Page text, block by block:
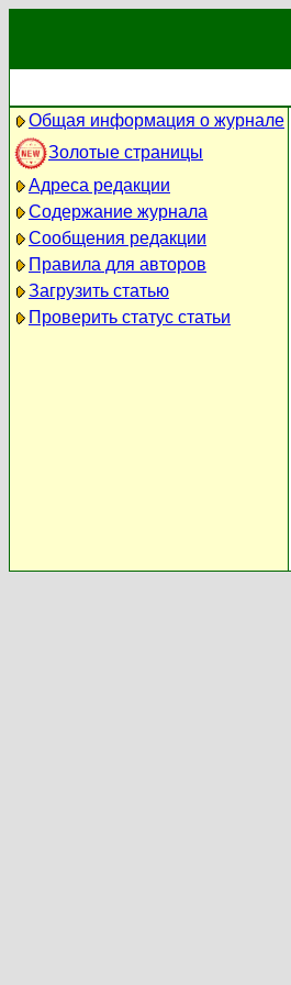
Общая информация о журнале
Золотые страницы
Адреса редакции
Содержание журнала
Сообщения редакции
Правила для авторов
Загрузить статью
Проверить статус статьи